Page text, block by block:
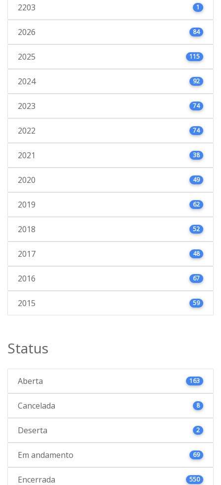
2203 1
2026 84
2025 115
2024 92
2023 74
2022 74
2021 38
2020 49
2019 62
2018 52
2017 48
2016 67
2015 59
Status
Aberta 163
Cancelada 8
Deserta 2
Em andamento 69
Encerrada 550